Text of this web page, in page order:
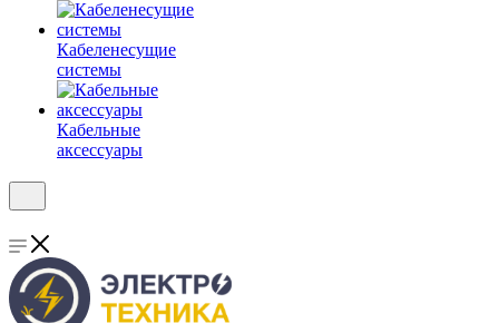
Кабеленесущие
системы
Кабельные
аксессуары